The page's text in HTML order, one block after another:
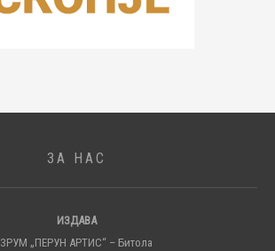
ЗА НАС
ИЗДАВА
ЗРУМ „ПЕРУН АРТИС“ – Битола